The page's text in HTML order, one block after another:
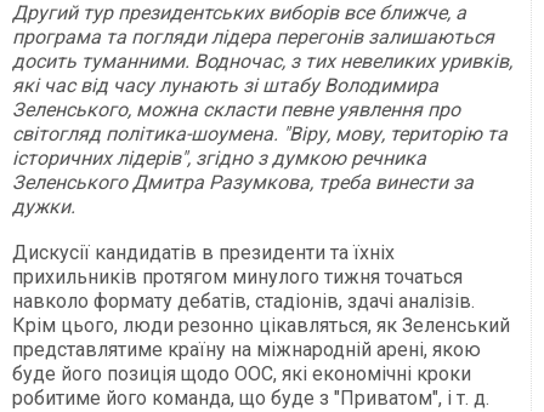
Другий тур президентських виборів все ближче, а
програма та погляди лідера перегонів залишаються
досить туманними. Водночас, з тих невеликих уривків,
які час від часу лунають зі штабу Володимира
Зеленського, можна скласти певне уявлення про
світогляд політика-шоумена. "Віру, мову, територію та
історичних лідерів", згідно з думкою речника
Зеленського Дмитра Разумкова, треба винести за
дужки.
Дискусії кандидатів в президенти та їхніх
прихильників протягом минулого тижня точаться
навколо формату дебатів, стадіонів, здачі аналізів.
Крім цього, люди резонно цікавляться, як Зеленський
представлятиме країну на міжнародній арені, якою
буде його позиція щодо ООС, які економічні кроки
робитиме його команда, що буде з "Приватом", і т. д.